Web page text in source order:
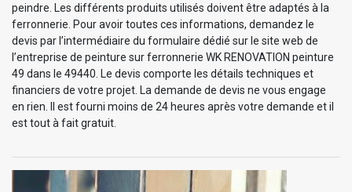
peindre. Les différents produits utilisés doivent être adaptés à la
ferronnerie. Pour avoir toutes ces informations, demandez le
devis par l’intermédiaire du formulaire dédié sur le site web de
l’entreprise de peinture sur ferronnerie WK RENOVATION peinture
49 dans le 49440. Le devis comporte les détails techniques et
financiers de votre projet. La demande de devis ne vous engage
en rien. Il est fourni moins de 24 heures après votre demande et il
est tout à fait gratuit.